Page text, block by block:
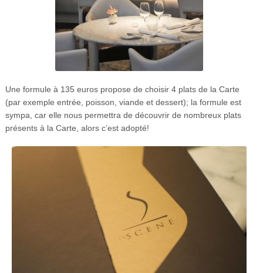
Une formule à 135 euros propose de choisir 4 plats de la Carte
(par exemple entrée, poisson, viande et dessert); la formule est
sympa, car elle nous permettra de découvrir de nombreux plats
présents à la Carte, alors c’est adopté!